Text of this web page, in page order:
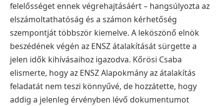
felelősséget ennek végrehajtásáért – hangsúlyozta az
elszámoltathatóság és a számon kérhetőség
szempontját többször kiemelve. A leköszönő elnök
beszédének végén az ENSZ átalakítását sürgette a
jelen idők kihívásaihoz igazodva. Kőrösi Csaba
elismerte, hogy az ENSZ Alapokmány az átalakítás
feladatát nem teszi könnyűvé, de hozzátette, hogy
addig a jelenleg érvényben lévő dokumentumot